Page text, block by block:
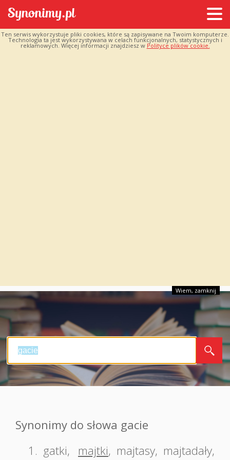
Ten serwis wykorzystuje pliki cookies, które są zapisywane na Twoim komputerze.
Technologia ta jest wykorzystywana w celach funkcjonalnych, statystycznych i
reklamowych. Więcej informacji znajdziesz w Polityce plików cookie.
Wiem, zamknij
Synonimy do słowa gacie
1. gatki, majtki, majtasy, majtadały,